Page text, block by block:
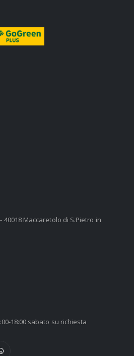
40018 Maccaretolo di S.Pietro in
18:00 sabato su richiesta